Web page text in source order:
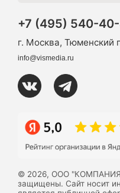
+7 (495) 540-
г. Москва, Тюменский
info@vismedia.ru
© 2026, ООО
защищены. Сайт носит